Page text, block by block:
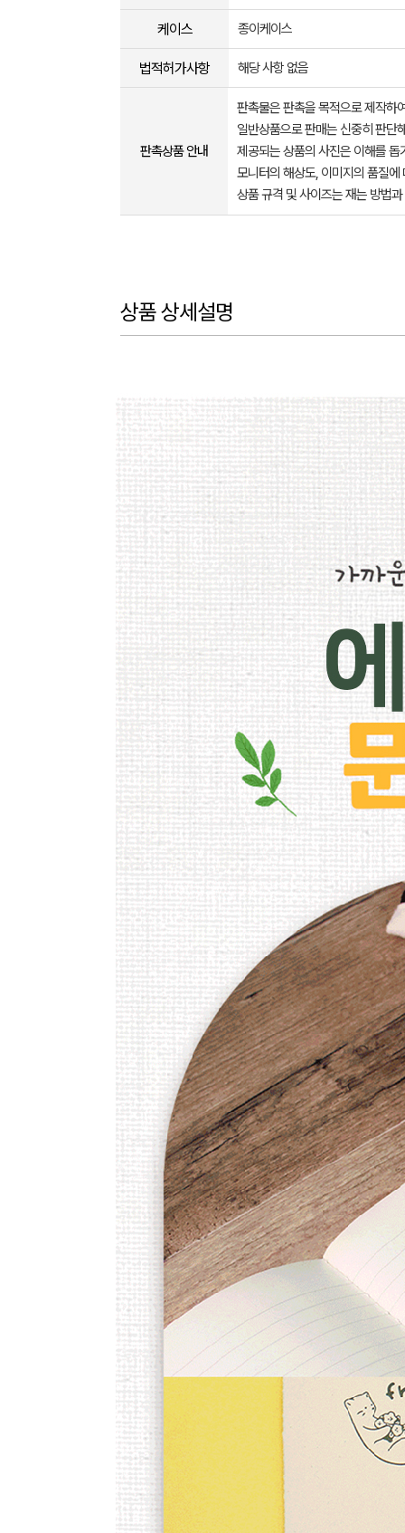
케이스 종이케이스
법적허가사항 해당 사항 없음
판촉상품 안내
판촉물은 판촉을 목적으로 제작하
일반상품으로 판매는 신중히 판단
제공되는 상품의 사진은 이해를
모니터의 해상도, 이미지의 품질
상품 규격 및 사이즈는 재는 방법
상품 상세설명